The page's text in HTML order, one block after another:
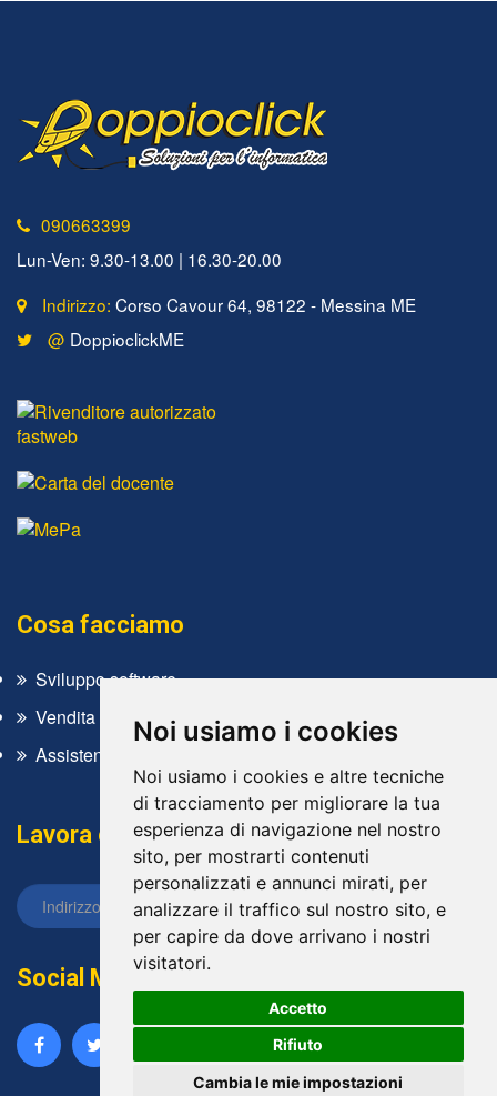
Noi usiamo i cookies
Noi usiamo i cookies e altre tecniche
di tracciamento per migliorare la tua
esperienza di navigazione nel nostro
sito, per mostrarti contenuti
personalizzati e annunci mirati, per
analizzare il traffico sul nostro sito, e
per capire da dove arrivano i nostri
visitatori.
Accetto
Rifiuto
Cambia le mie impostazioni
090663399
Lun-Ven: 9.30-13.00 | 16.30-20.00
Indirizzo: Corso Cavour 64, 98122 - Messina ME
@ DoppioclickME
Cosa facciamo
Sviluppo software
Vendita
Assistenza tecnica
Lavora con noi
Social Media